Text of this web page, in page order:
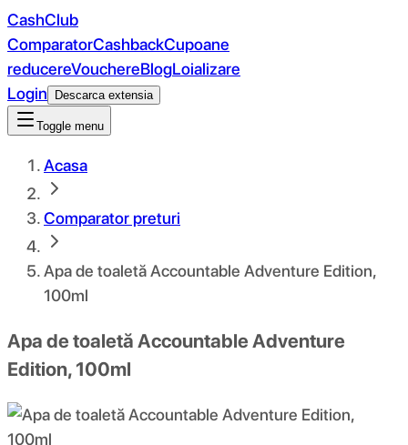
CashClub
ComparatorCashbackCupoane
reducereVouchereBlogLoializare
Login
Descarca extensia
Toggle menu
Acasa
Comparator preturi
Apa de toaletă Accountable Adventure Edition,
100ml
Apa de toaletă Accountable Adventure
Edition, 100ml